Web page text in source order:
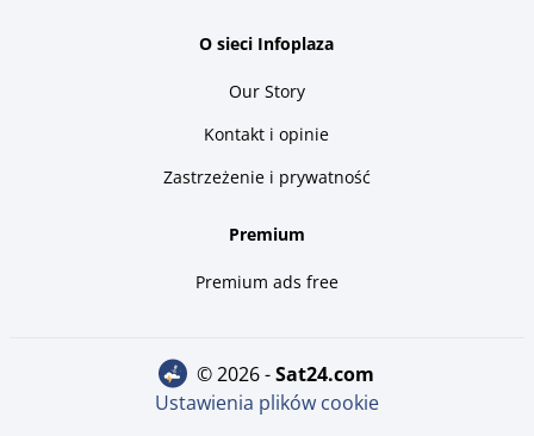
O sieci Infoplaza
Our Story
Kontakt i opinie
Zastrzeżenie i prywatność
Premium
Premium ads free
© 2026 - sat24.com
Ustawienia plików cookie